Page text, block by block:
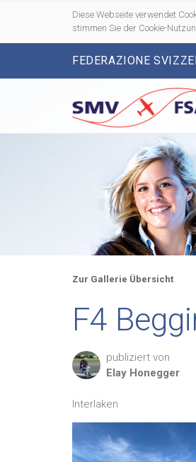
Diese Webseite verwendet
stimmen Sie der Cookie-
FEDERAZIONE
Zur Gallerie Übersicht
F4
publiziert von
Elay Honegger
Interlaken